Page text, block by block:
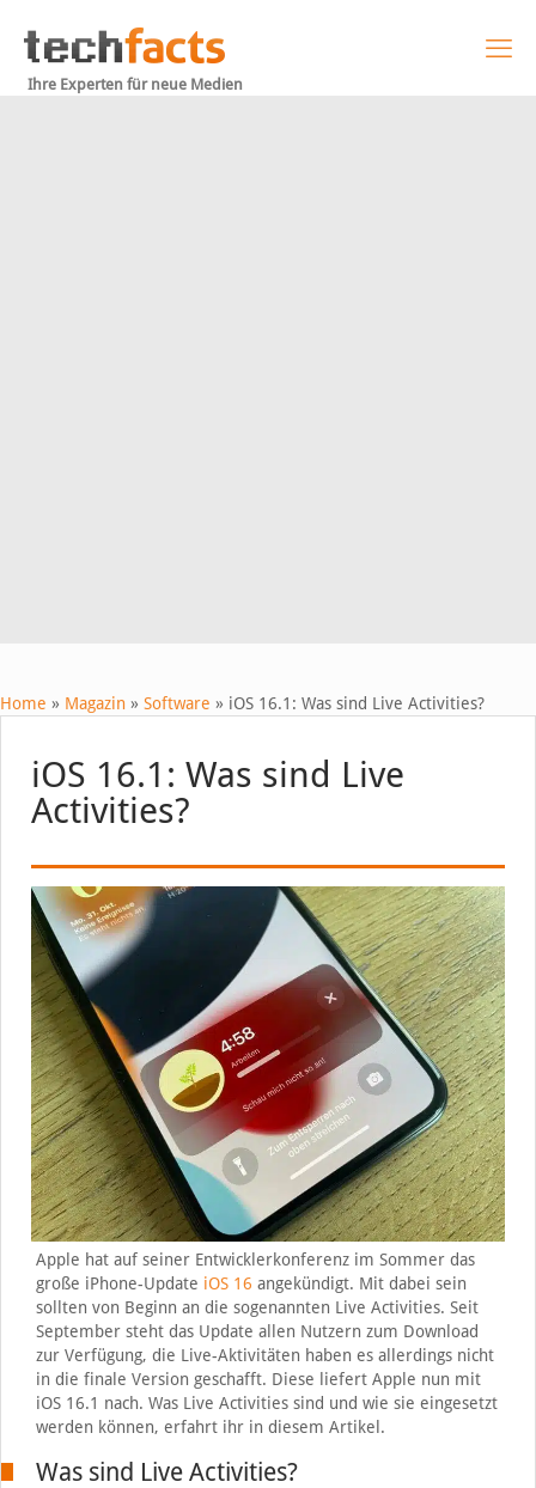
Ihre Experten für neue Medien
Home » Magazin » Software » iOS 16.1: Was sind Live Activities?
iOS 16.1: Was sind Live
Activities?
Apple hat auf seiner Entwicklerkonferenz im Sommer das
große iPhone-Update iOS 16 angekündigt. Mit dabei sein
sollten von Beginn an die sogenannten Live Activities. Seit
September steht das Update allen Nutzern zum Download
zur Verfügung, die Live-Aktivitäten haben es allerdings nicht
in die finale Version geschafft. Diese liefert Apple nun mit
iOS 16.1 nach. Was Live Activities sind und wie sie eingesetzt
werden können, erfahrt ihr in diesem Artikel.
Was sind Live Activities?